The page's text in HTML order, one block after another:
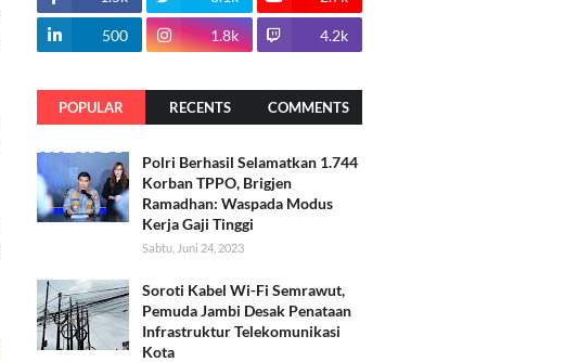
500 1.8k 4.2k
POPULAR RECENTS COMMENTS
Polri Berhasil Selamatkan 1.744
Korban TPPO, Brigjen
Ramadhan: Waspada Modus
Kerja Gaji Tinggi
Sabtu, Juni 24, 2023
Soroti Kabel Wi-Fi Semrawut,
Pemuda Jambi Desak Penataan
Infrastruktur Telekomunikasi
Kota